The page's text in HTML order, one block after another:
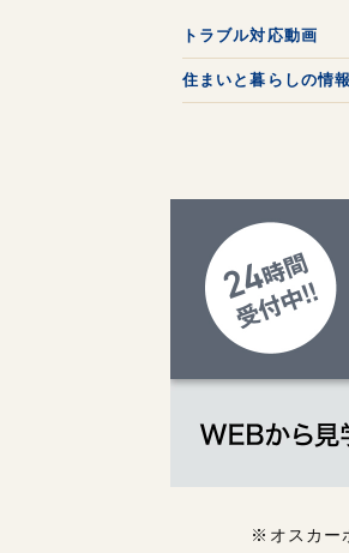
トラブル対応動画
住まいと暮らしの情
※オスカー